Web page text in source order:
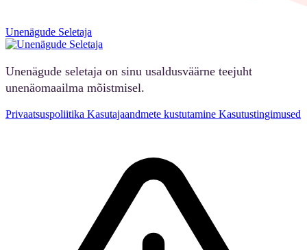
Unenägude Seletaja
Unenägude seletaja on sinu usaldusväärne teejuht
unenäomaailma mõistmisel.
Privaatsuspoliitika Kasutajaandmete kustutamine Kasutustingimused